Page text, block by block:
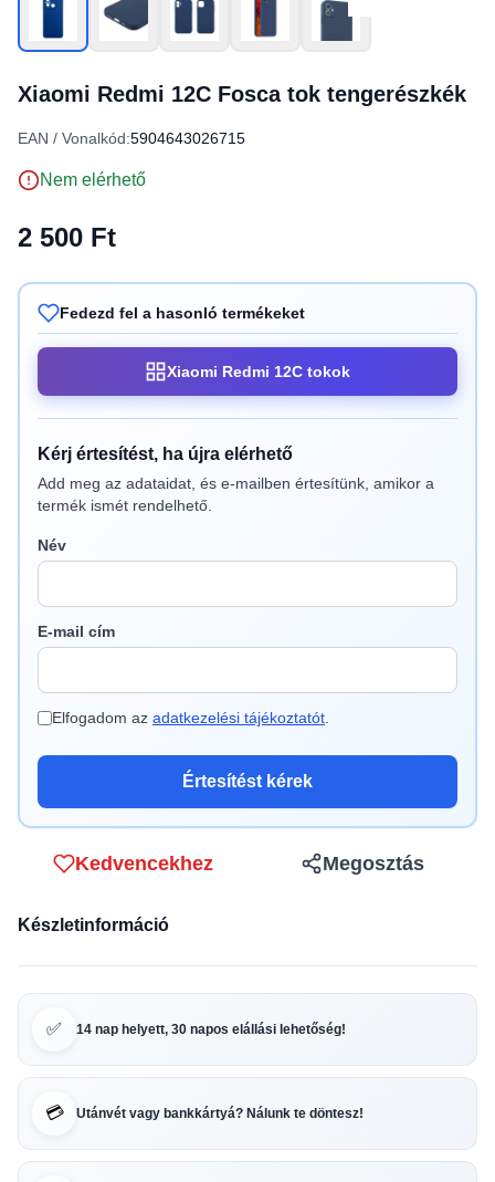
Xiaomi Redmi 12C Fosca tok tengerészkék
EAN / Vonalkód:5904643026715
Nem elérhető
2 500 Ft
Fedezd fel a hasonló termékeket
Xiaomi Redmi 12C tokok
Kérj értesítést, ha újra elérhető
Add meg az adataidat, és e-mailben értesítünk, amikor a
termék ismét rendelhető.
Név
E-mail cím
Elfogadom az adatkezelési tájékoztatót
Értesítést kérek
Kedvencekhez Megosztás
Készletinformáció
✅ 14 nap helyett, 30 napos elállási lehetőség!
💳 Utánvét vagy bankkártyá? Nálunk te döntesz!